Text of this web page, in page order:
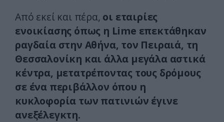
Από εκεί και πέρα, οι εταιρίες
ενοικίασης όπως η Lime επεκτάθηκαν
ραγδαία στην Αθήνα, τον Πειραιά, τη
Θεσσαλονίκη και άλλα μεγάλα αστικά
κέντρα, μετατρέποντας τους δρόμους
σε ένα περιβάλλον όπου η
κυκλοφορία των πατινιών έγινε
ανεξέλεγκτη.